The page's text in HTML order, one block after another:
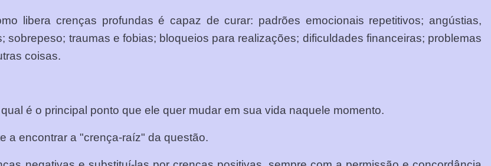
libera crenças profundas é capaz de curar: padrões emocionais repetitivos; angústias,
traumas e fobias; bloqueios para realizações; dificuldades financeiras; problemas
coisas.
é o principal ponto que ele quer mudar em sua vida naquele momento.
a encontrar a "crença-raíz" da questão.